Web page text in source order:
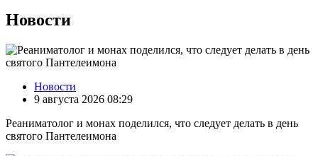
Новости
Новости
9 августа 2026 08:29
Реаниматолог и монах поделился, что следует делать в день
святого Пантелеимона